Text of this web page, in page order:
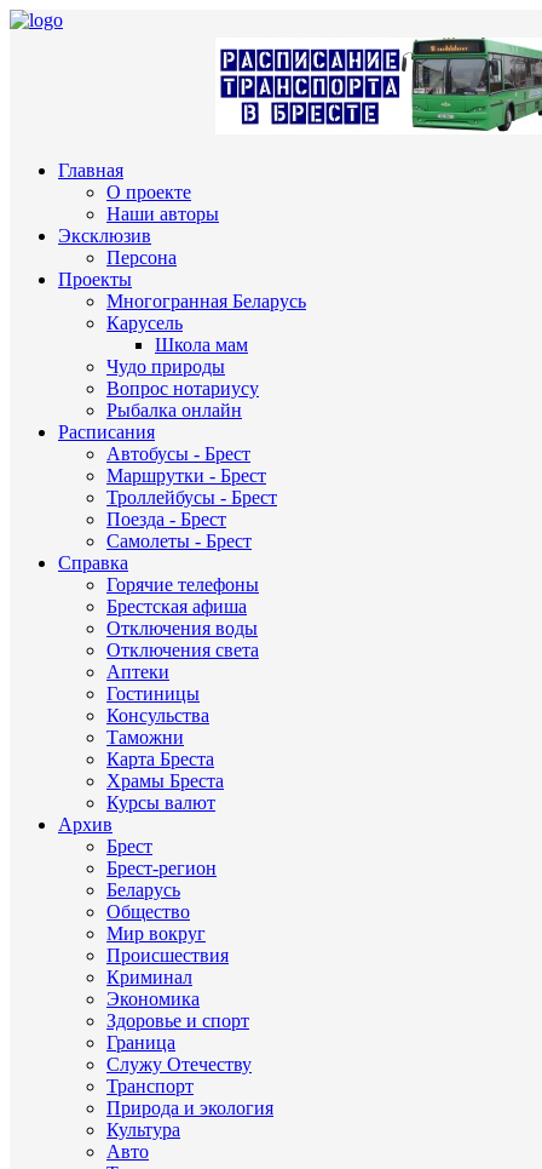
Главная
О проекте
Наши авторы
Эксклюзив
Персона
Проекты
Многогранная Беларусь
Карусель
Школа мам
Чудо природы
Вопрос нотариусу
Рыбалка онлайн
Расписания
Автобусы - Брест
Маршрутки - Брест
Троллейбусы - Брест
Поезда - Брест
Самолеты - Брест
Справка
Горячие телефоны
Брестская афиша
Отключения воды
Отключения света
Аптеки
Гостиницы
Консульства
Таможни
Карта Бреста
Храмы Бреста
Курсы валют
Архив
Брест
Брест-регион
Беларусь
Общество
Мир вокруг
Происшествия
Криминал
Экономика
Здоровье и спорт
Граница
Служу Отечеству
Транспорт
Природа и экология
Культура
Авто